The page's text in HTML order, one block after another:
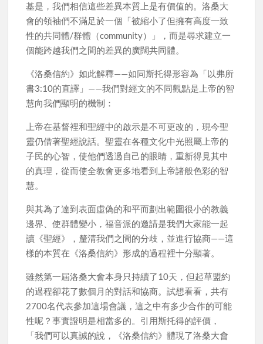
基是，我們相信這些差異本質上是有價值的。洛桑大
會的領袖們不滿足於一個「被縮小了但擁有高度一致
性的共同體/群體（community）」，而是尋求建立一
個能跨越我們之間的差異的廣闊共同體。
《洛桑信約》如此解釋——如同斯托得形容為「以弗所
書3:10的直譯」——我們對經文的不同觀點是上帝的智
慧向我們顯明的機制：
上帝在基督裡和聖經中的啟示是不可更改的，現今聖
靈仍借著聖經說話。聖靈在各種文化中光照屬上帝的
子民的心智，使他們透過自己的眼睛，重新得見其中
的真理，從而使全教會更多地看到上帝諸般色彩的智
慧。
與其為了達到表面虛偽的和平而劃出範圍很小的教義
邊界、使群體變小，福音派的邀請是我們大家能一起
讀《聖經》，釐清我們之間的分歧，並進行協商——這
樣的本質在《洛桑信約》形成的過程裡十分顯著。
雖然第一屆洛桑大會本身只持續了10天，但起草盟約
的過程卻花了數個月的對話和協商。試想看看，共有
2700名代表參加這場會議，這之中有多少合作的可能
性呢？事實證明是相當多的。引用斯托得的評價，
「我們可以真誠的說，《洛桑信約》體現了洛桑大會